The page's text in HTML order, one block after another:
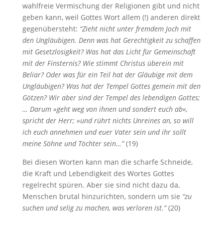
wahlfreie Vermischung der Religionen gibt und nicht
geben kann, weil Gottes Wort allem (!) anderen direkt
gegenübersteht: “Zieht nicht unter fremdem Joch mit
den Ungläubigen. Denn was hat Gerechtigkeit zu schaffen
mit Gesetzlosigkeit? Was hat das Licht für Gemeinschaft
mit der Finsternis? Wie stimmt Christus überein mit
Beliar? Oder was für ein Teil hat der Gläubige mit dem
Ungläubigen? Was hat der Tempel Gottes gemein mit den
Götzen? Wir aber sind der Tempel des lebendigen Gottes;
… Darum »geht weg von ihnen und sondert euch ab«,
spricht der Herr; »und rührt nichts Unreines an, so will
ich euch annehmen und euer Vater sein und ihr sollt
meine Söhne und Töchter sein…”(19)
Bei diesen Worten kann man die scharfe Schneide,
die Kraft und Lebendigkeit des Wortes Gottes
regelrecht spüren. Aber sie sind nicht dazu da,
Menschen brutal hinzurichten, sondern um sie “zu
suchen und selig zu machen, was verloren ist.”(20)